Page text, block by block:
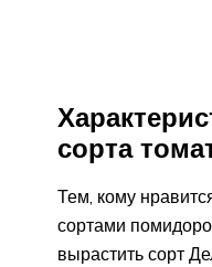
сорта
Тем, кому
сортами
вырастить сорт